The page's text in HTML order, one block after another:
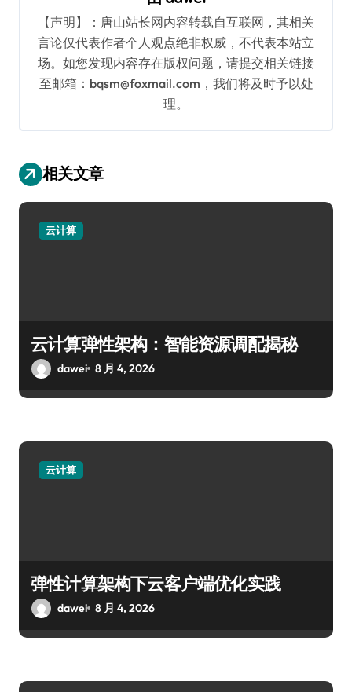
【声明】：唐山站长网内容转载自互联网，其相关
言论仅代表作者个人观点绝非权威，不代表本站立
场。如您发现内容存在版权问题，请提交相关链接
至邮箱：bqsm@foxmail.com，我们将及时予以处
理。
相关文章
云计算
云计算弹性架构：智能资源调配揭秘
dawei 8 月 4, 2026
云计算
弹性计算架构下云客户端优化实践
dawei 8 月 4, 2026